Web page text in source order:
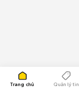
Trang chủ Quản lý tin